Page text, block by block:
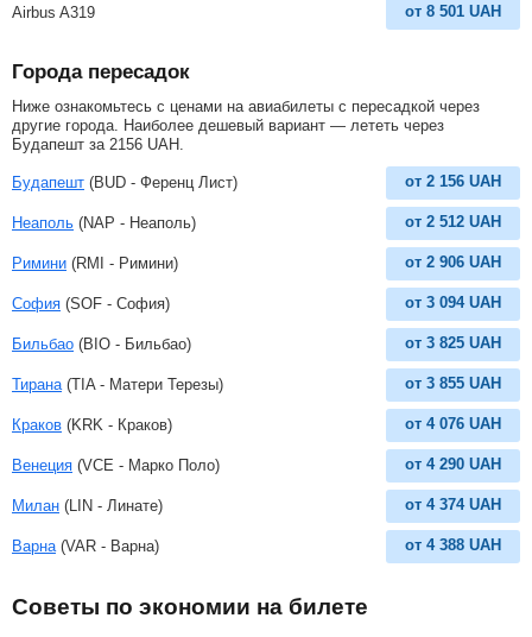
Airbus A319 от 8 501 UAH
Города пересадок
Ниже ознакомьтесь с ценами на авиабилеты с пересадкой через
другие города. Наиболее дешевый вариант — лететь через
Будапешт за 2156 UAH
Будапешт (BUD - Ференц Лист) от 2 156 UAH
Неаполь (NAP - Неаполь) от 2 512 UAH
Римини (RMI - Римини) от 2 906 UAH
София (SOF - София) от 3 094 UAH
Бильбао (BIO - Бильбао) от 3 825 UAH
Тирана (TIA - Матери Терезы) от 3 855 UAH
Краков (KRK - Краков) от 4 076 UAH
Венеция (VCE - Марко Поло) от 4 290 UAH
Милан (LIN - Линате) от 4 374 UAH
Варна (VAR - Варна) от 4 388 UAH
Советы по экономии на билете